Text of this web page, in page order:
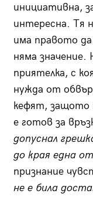
инициативна,
интересна. Тя
има правото да
няма значение.
приятелка, с
нужда от
кефят, защото
е готов за
допуснал
до края една
признание
не е била